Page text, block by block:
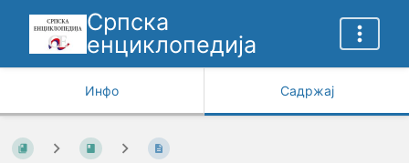
Српска
енциклопедија
Инфо Садржај